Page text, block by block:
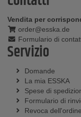
Vendita per
order@esska.de
Formulario di
Servizio
Domande
La mia ESSKA
Spese di
Formulario di
Revoca dell'ordine